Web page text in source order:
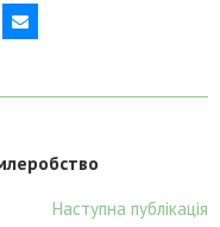
Наступна публікація